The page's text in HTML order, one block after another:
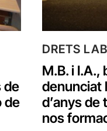
de
de
DRETS
M.B. i I.A.,
denunciat
d’anys de
nos